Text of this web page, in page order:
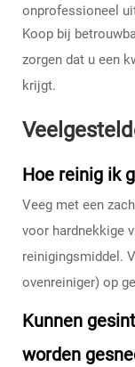
onprofessioneel
Koop bij
zorgen dat u een
krijgt.
Hoe reinig ik
Veeg met een
voor hardnekkige
reinigingsmiddel.
ovenreiniger) op
Kunnen
worden